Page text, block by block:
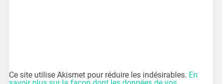
Ce site utilise Akismet pour réduire les indésirables. En